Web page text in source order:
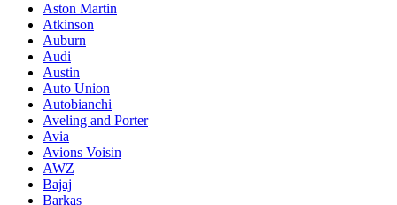
Aston Martin
Atkinson
Auburn
Audi
Austin
Auto Union
Autobianchi
Aveling and Porter
Avia
Avions Voisin
AWZ
Bajaj
Barkas